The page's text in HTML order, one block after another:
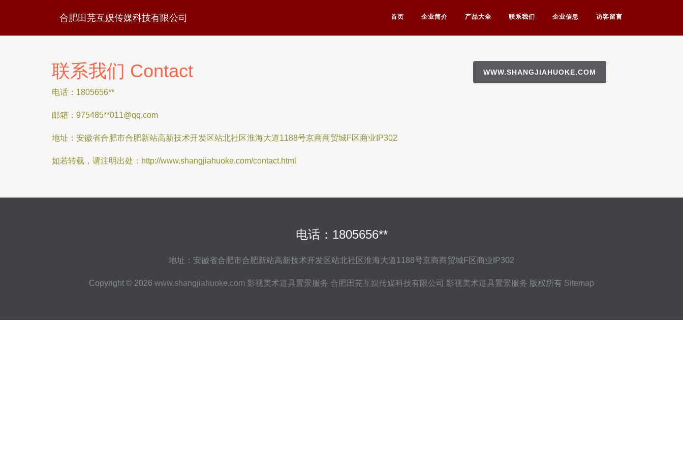
合肥田芫互娱传媒科技有限公司 首页 企业简介 产品大全 联系我们 企业信息 访客留言
联系我们 Contact
电话：1805656**
邮箱：975485**011@qq.com
地址：安徽省合肥市合肥新站高新技术开发区站北社区淮海大道1188号京商商贸城F区商业IP302
如若转载，请注明出处：http://www.shangjiahuoke.com/contact.html
WWW.SHANGJIAHUOKE.COM
电话：1805656**
地址：安徽省合肥市合肥新站高新技术开发区站北社区淮海大道1188号京商商贸城F区商业IP302
Copyright © 2026 www.shangjiahuoke.com 影视美术道具置景服务 合肥田芫互娱传媒科技有限公司 影视美术道具置景服务 版权所有 Sitemap